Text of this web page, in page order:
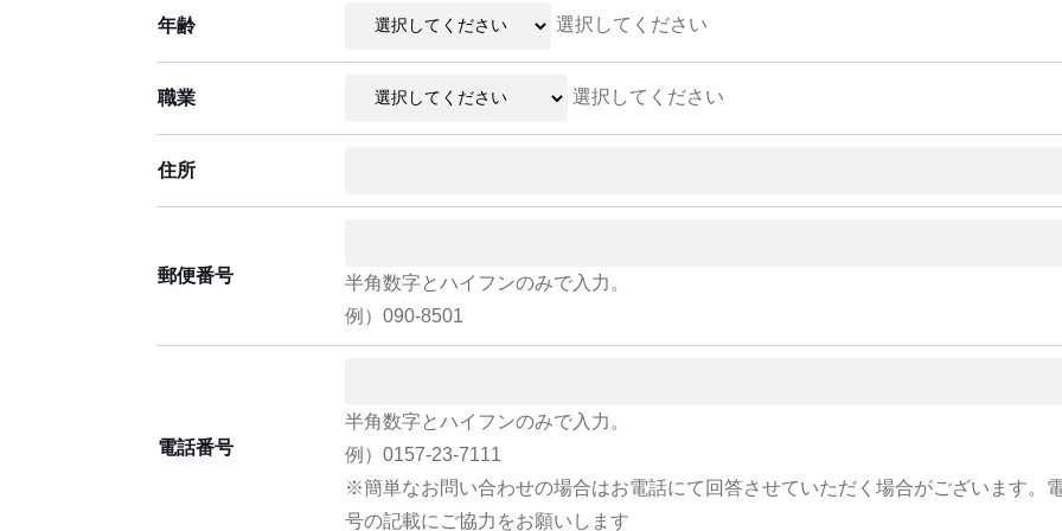
年齢 選択してください
職業 選択してください
住所
郵便番号
半角数字とハイフンのみで入力。
例）090-8501
電話番号
半角数字とハイフンのみで入力。
例）0157-23-7111
※簡単なお問い合わせの場合はお電話にて回答させていただく場合がございます。
号の記載にご協力をお願いします